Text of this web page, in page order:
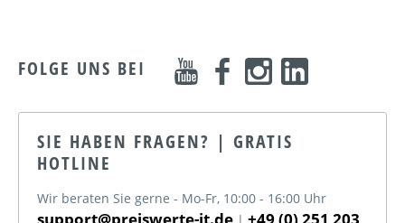
SIE HABEN FRAGEN? | GRATIS
Wir beraten Sie gerne - Mo-Fr, 10:00 - 16:00 Uhr